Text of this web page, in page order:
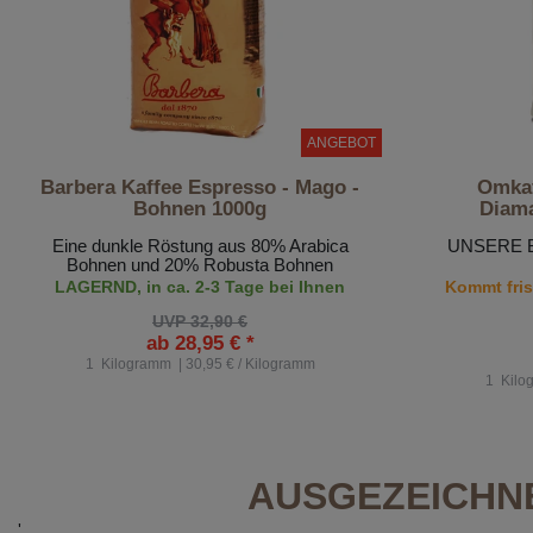
ANGEBOT
Barbera Kaffee Espresso - Mago -
Bohnen 1000g
Eine dunkle Röstung aus 80% Arabica
Bohnen und 20% Robusta Bohnen
LAGERND, in ca. 2-3 Tage bei Ihnen
UVP 32,90 €
ab 28,95 € *
1 Kilogramm | 30,95 € / Kilogramm
UNSERE
Kommt
1